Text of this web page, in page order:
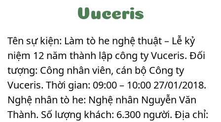
Vuceris
Tên sự kiện: Làm tò he nghệ thuật – Lễ kỷ
niệm 12 năm thành lập công ty Vuceris. Đối
tượng: Công nhân viên, cán bộ Công ty
Vuceris. Thời gian: 09:00 – 10:00 27/01/2018.
Nghệ nhân tò he: Nghệ nhân Nguyễn Văn
Thành. Số lượng khách: 6.300 người. Địa chỉ: